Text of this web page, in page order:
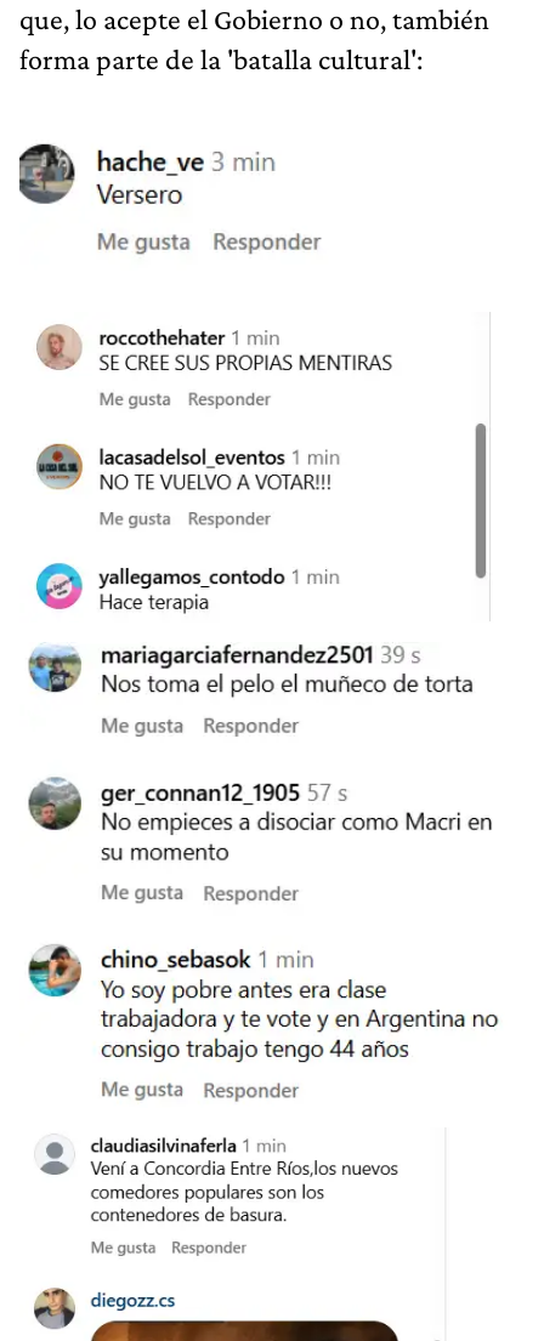
que, lo acepte el Gobierno o no, también
forma parte de la 'batalla cultural':